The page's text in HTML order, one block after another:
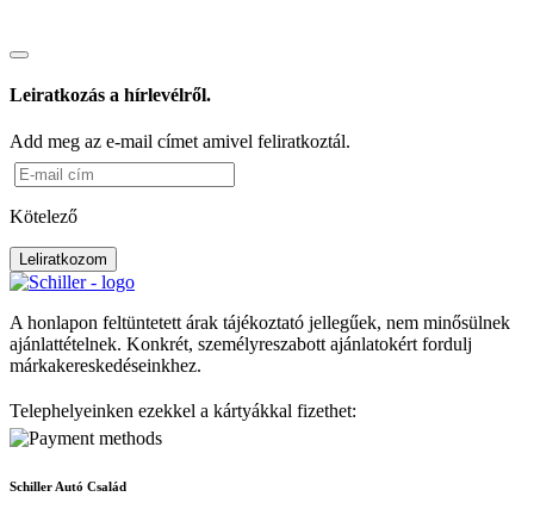
Leiratkozás a hírlevélről.
Add meg az e-mail címet amivel feliratkoztál.
Kötelező
Leliratkozom
A honlapon feltüntetett árak tájékoztató jellegűek, nem minősülnek
ajánlattételnek. Konkrét, személyreszabott ajánlatokért fordulj
márkakereskedéseinkhez.
Telephelyeinken ezekkel a kártyákkal fizethet:
Schiller Autó Család